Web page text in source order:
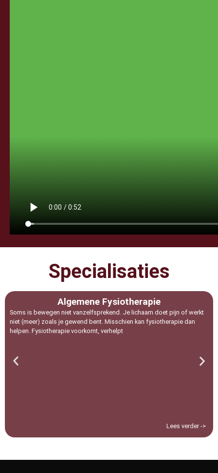
Specialisaties
Algemene Fysiotherapie
Soms is bewegen niet vanzelfsprekend. Je lichaam doet pijn of werkt
niet (meer) zoals je gewend bent. Misschien kan fysiotherapie dan
helpen. Fysiotherapie voorkomt, verhelpt
Lees verder ->